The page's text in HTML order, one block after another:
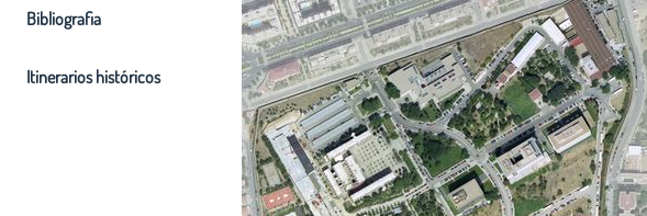
Bibliografia
Itinerarios históricos